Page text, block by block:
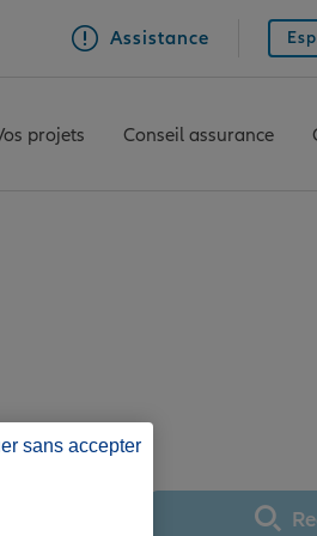
Assistance
projets Conseil assurance
sans accepter